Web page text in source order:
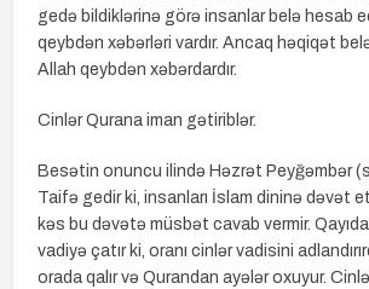
gedə bildiklərinə görə insanlar belə hesab
qeybdən xəbərləri vardır. Ancaq həqiqət
Allah qeybdən xəbərdardır.
Cinlər Qurana iman gətiriblər.
Besətin onuncu ilində Həzrət Peyğəmbər
Taifə gedir ki, insanları İslam dininə dəvət
kəs bu dəvətə müsbət cavab vermir.
vadiyə çatır ki, oranı cinlər vadisini
orada qalır və Qurandan ayələr oxuyur.